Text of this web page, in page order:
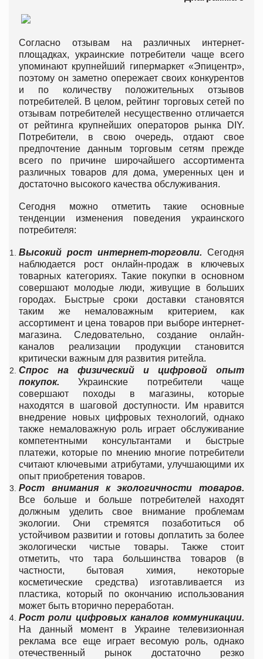
Согласно отзывам на различных интернет-
площадках, украинские потребители чаще всего
упоминают крупнейший гипермаркет «Эпицентр»,
поэтому он заметно опережает своих конкурентов
и по количеству положительных отзывов
потребителей. В целом, рейтинг торговых сетей по
отзывам потребителей несущественно отличается
от рейтинга крупнейших операторов рынка DIY.
Потребители, в свою очередь, отдают свое
предпочтение данным торговым сетям прежде
всего по причине широчайшего ассортимента
различных товаров для дома, умеренных цен и
достаточно высокого качества обслуживания.
Сегодня можно отметить такие основные
тенденции изменения поведения украинского
потребителя:
Высокий рост интернет-торговли. Сегодня
наблюдается рост онлайн-продаж в ключевых
товарных категориях. Такие покупки в основном
совершают молодые люди, живущие в больших
городах. Быстрые сроки доставки становятся
таким же немаловажным критерием, как
ассортимент и цена товаров при выборе интернет-
магазина. Следовательно, создание онлайн-
каналов реализации продукции становится
критически важным для развития ритейла.
Спрос на физический и цифровой опыт
покупок. Украинские потребители чаще
совершают походы в магазины, которые
находятся в шаговой доступности. Им нравится
внедрение новых цифровых технологий, однако
также немаловажную роль играет обслуживание
компетентными консультантами и быстрые
платежи, которые по мнению многие потребители
считают ключевыми атрибутами, улучшающими их
опыт приобретения товаров.
Рост внимания к экологичности товаров.
Все больше и больше потребителей находят
должным уделить свое внимание проблемам
экологии. Они стремятся позаботиться об
устойчивом развитии и готовы доплатить за более
экологически чистые товары. Также стоит
отметить, что тара большинства товаров (в
частности, бытовая химия, некоторые
косметические средства) изготавливается из
пластика, который по окончанию использования
может быть вторично переработан.
Рост роли цифровых каналов коммуникации.
На данный момент в Украине телевизионная
реклама все еще играет весомую роль, однако
отечественный рынок достаточно резко